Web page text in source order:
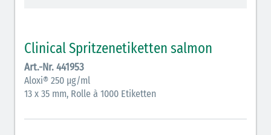
schraffiert)
Anticholinergika (hellgrün)
Cholinergika (hellgrün schraffiert): DIVI 2012
Antiemetika (salmon)
Clinical Spritzenetiketten salmon
Art.-Nr. 441953
Aloxi® 250 µg/ml
13 x 35 mm, Rolle à 1000 Etiketten